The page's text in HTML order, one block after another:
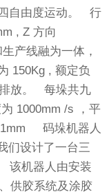
自由度运动。 行
, Z 方向
产线融为一体，
150Kg , 额定负
放。 每垛共九
1000mm /s ，平
1mm 码垛机器人
设计了一台三
机器人由安装
供胶系统及涂胶